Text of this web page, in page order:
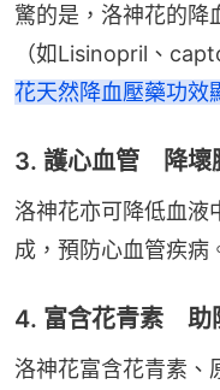
驚的是，洛神花的降
（如Lisinopril、
花天然降血壓藥功效
3. 護心血管 降壞
洛神花亦可降低血液
成，預防心血管疾病
4. 富含花青素 助
洛神花富含花青素、